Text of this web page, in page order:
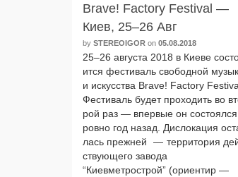
Brave! Factory Festival —
Киев, 25–26 Авг
by STEREOIGOR on 05.08.2018
25–26 авгу­ста 2018 в Киеве
ит­ся фести­валь сво­бод­ной
и искус­ства Brave! Factory
Фестиваль будет про­хо­дить во
рой раз — впер­вые он состо­ял­ся
ров­но год назад. Дислокация
лась преж­ней — тер­ри­то­рия
ству­ю­ще­го заво­да
“Киевметрострой” (ори­ен­тир —